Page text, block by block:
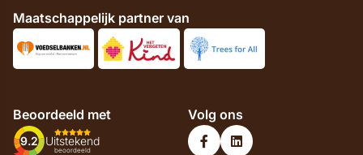
Maatschappelijk partner van
Beoordeeld met
9.2 Uitstekend
beoordeeld
Volg ons